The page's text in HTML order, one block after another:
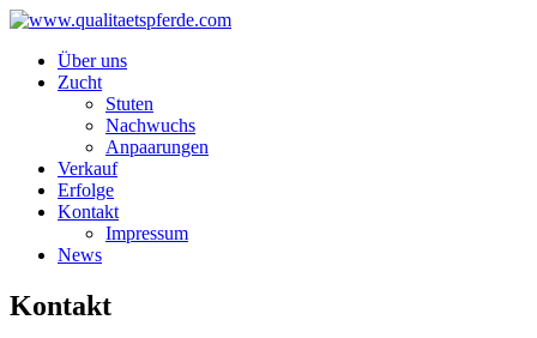
Über uns
Zucht
Stuten
Nachwuchs
Anpaarungen
Verkauf
Erfolge
Kontakt
Impressum
News
Kontakt